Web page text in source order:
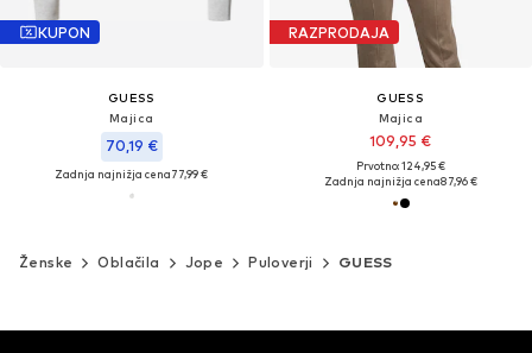
KUPON
GUESS
Majica
70,19 €
Zadnja najnižja cena77,99 €
RAZPRODAJA
GUESS
Majica
109,95 €
Prvotno: 124,95 €
Zadnja najnižja cena87,96 €
Ženske Oblačila Jope Puloverji GUESS